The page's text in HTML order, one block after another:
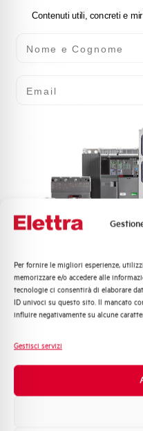
Per fornire le migliori esperienze,
memorizzare e/o accedere alle
tecnologie ci consentirà di elaborare
ID univoci su questo sito. Il mancato
influire negativamente su alcune
Gestisci servizi
Curva di intervento
Capacità di rottura
Temperatura di impiego
Temperatura di stoccaggio
Vita meccanica
Vita elettrica (manovre totali)
Contenuti utili, concreti e
Quali argomenti ti
Distribuzione di
Automazione
Sistema Quadri
Promozioni e
Formazione tecnica